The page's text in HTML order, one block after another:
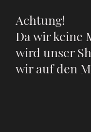
Achtung!
Da wir keine
wird unser
wir auf den